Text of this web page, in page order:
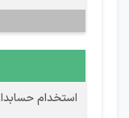
استخدام